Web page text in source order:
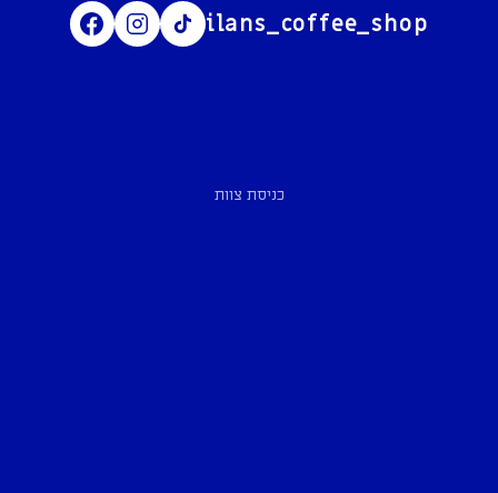
ilans_coffee_shop
כניסת צוות